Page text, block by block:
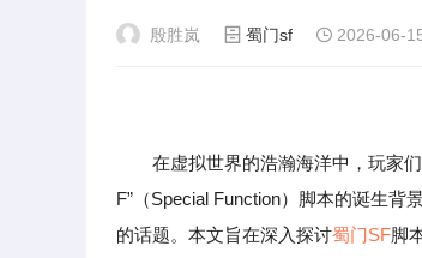
殷胜岚 蜀门sf 2026-06-
在虚拟世界的浩瀚海洋中，玩家们
F”（Special Function）脚本的诞生
的话题。本文旨在深入探讨蜀门SF脚